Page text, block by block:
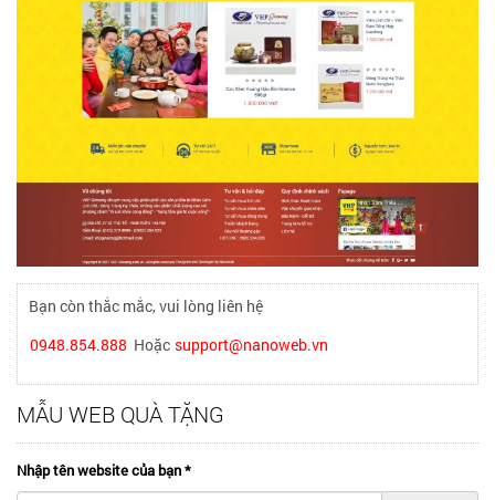
Bạn còn thắc mắc, vui lòng liên hệ
0948.854.888 Hoặc support@nanoweb.vn
MẪU WEB QUÀ TẶNG
Nhập tên website của bạn*